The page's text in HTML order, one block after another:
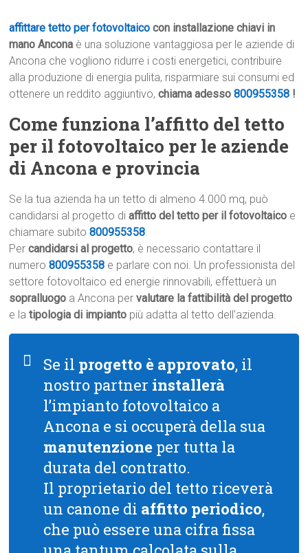
affittare tetto per fotovoltaico con installazione chiavi in
mano Ancona è una soluzione vantaggiosa per le aziende di
Ancona che vogliono ridurre i costi energetici, contribuire
alla produzione di energia pulita, risparmiare sui consumi ed
ottenere un reddito aggiuntivo,chiama adesso800955358 !
Come funziona l’affitto del tetto
per il fotovoltaico per le aziende
di Ancona e provincia
Se la tua azienda ha un tetto di almeno 4.000 mq, può
candidarsi al progetto diaffitto del tetto per il fotovoltaico e
chiamare subito800955358.
Percandidarsi al progetto, è necessario contattare il
numero800955358 e parlare con noi. Un professionista del
settore fotovoltaico ed energie rinnovabili, effettuerà un
sopralluogo a Ancona pervalutare la fattibilità del progetto
e latipologia di impianto più adatta al tetto dell’azienda.
Se il progetto è approvato, il
nostro partner installerà
l’impianto fotovoltaico a
Ancona e si occuperà della sua
manutenzione per tutta la
durata del contratto.
Il proprietario del tetto riceverà
un canone di affitto periodico,
che può essere una cifra fissa